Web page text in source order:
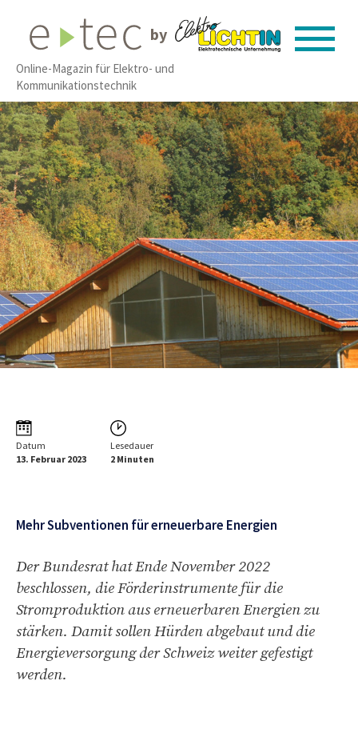
by
Online-Magazin für Elektro- und
Kommunikationstechnik
Datum
13. Februar 2023
Lesedauer
2 Minuten
Mehr Subventionen für erneuerbare Energien
Der Bundesrat hat Ende November 2022
beschlossen, die Förderinstrumente für die
Stromproduktion aus erneuerbaren Energien zu
stärken. Damit sollen Hürden abgebaut und die
Energieversorgung der Schweiz weiter gefestigt
werden.